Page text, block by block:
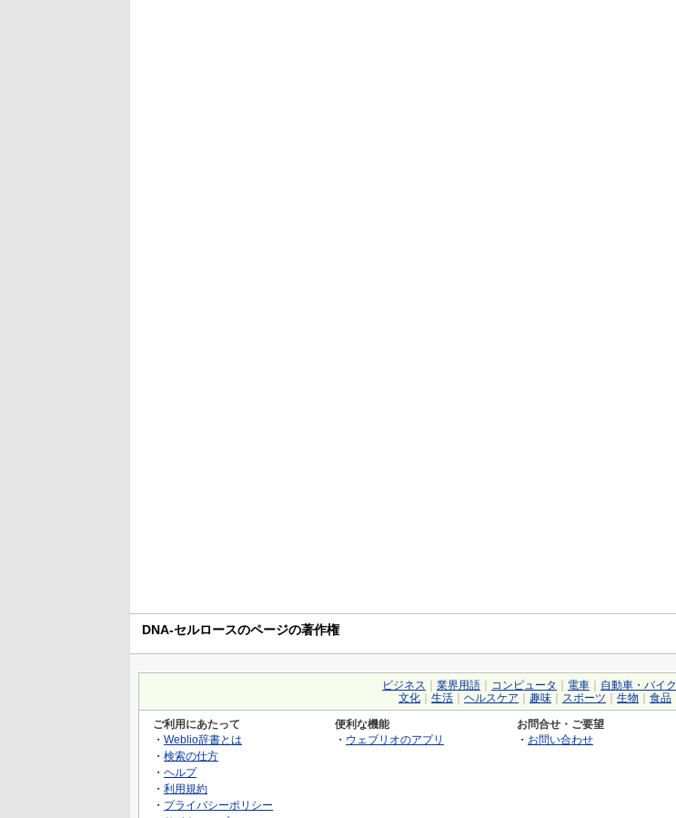
DNA-セルロースのページの著作権
ビジネス 業界用語 コンピュータ 電車 自動車・バイク
文化
生活 ヘルスケア 趣味 スポーツ 生物 食品
ご利用にあたって
・ Weblio辞書とは
・ 検索の仕方
・ ヘルプ
・ 利用規約
・ プライバシーポリシー
便利な機能
・ ウェブリオのアプリ
お問合せ・ご要望
・ お問い合わせ